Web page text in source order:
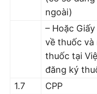
ngoài)
– Hoặc
về thuốc và
thuốc tại
đăng ký
1.7
CPP